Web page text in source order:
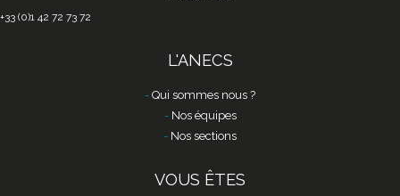
+33 (0)1 42 72 73 72
L'ANECS
Qui sommes nous ?
Nos équipes
Nos sections
VOUS ÊTES